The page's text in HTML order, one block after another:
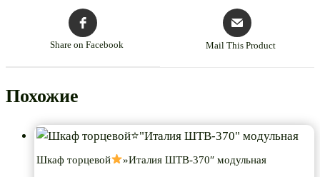
Share on Facebook Mail This Product
Похожие
Шкаф торцевой »Италия ШТВ-370″ модульная